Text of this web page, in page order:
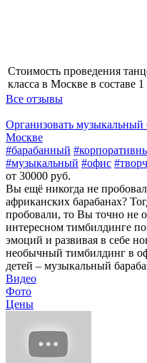
Стоимость проведения
класса в Москве в составе
Все отзывы
Организовать
Москве
#барабанный
#музыкальный #офис
от 30000 руб.
Вы ещё никогда не
африканских барабанах?
пробовали, то Вы точно не
интересном тимбилдинге
эмоций и развивая в себе
необычный тимбилдинг в
детей – музыкальный
Видео
Фото
Цены